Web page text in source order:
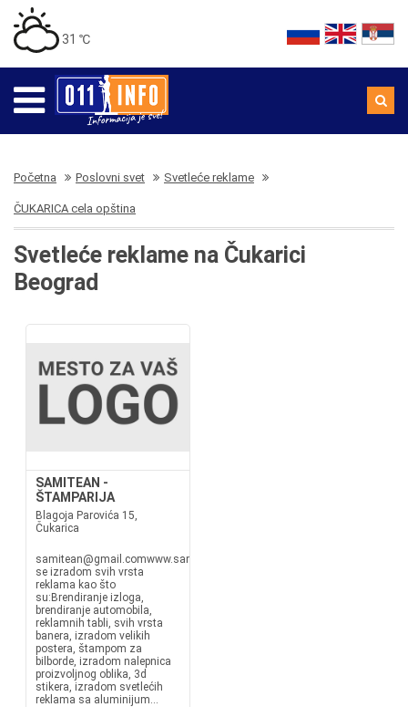
31 ℃
Početna Poslovni svet Svetleće reklame
ČUKARICA cela opština
Svetleće reklame na Čukarici
Beograd
SAMITEAN -
ŠTAMPARIJA
Blagoja Parovića 15,
Čukarica
samitean@gmail.comwww.samitean.co.rsBavimo
se izradom svih vrsta
reklama kao što
su:Brendiranje izloga,
brendiranje automobila,
reklamnih tabli, svih vrsta
banera, izradom velikih
postera, štampom za
bilborde, izradom nalepnica
proizvoljnog oblika, 3d
stikera, izradom svetlećih
reklama sa aluminijum...